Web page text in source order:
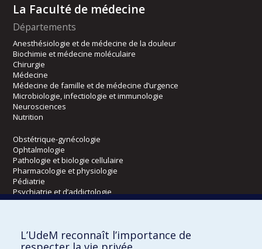
La Faculté de médecine
Départements
Anesthésiologie et de médecine de la douleur
Biochimie et médecine moléculaire
Chirurgie
Médecine
Médecine de famille et de médecine d’urgence
Microbiologie, infectiologie et immunologie
Neurosciences
Nutrition
Obstétrique-gynécologie
Ophtalmologie
Pathologie et biologie cellulaire
Pharmacologie et physiologie
Pédiatrie
Psychiatrie et d’addictologie
Radiologie, radio-oncologie et médecine nucléaire
Écoles
L’UdeM reconnaît l’importance de